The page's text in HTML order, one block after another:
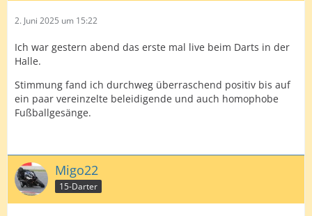
2. Juni 2025 um 15:22
Ich war gestern abend das erste mal live beim Darts in der
Halle.
Stimmung fand ich durchweg überraschend positiv bis auf
ein paar vereinzelte beleidigende und auch homophobe
Fußballgesänge.
Migo22
15-Darter